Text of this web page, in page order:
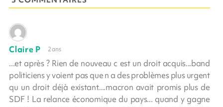
Claire P 2 ans
...et après ? Rien de nouveau c est un droit acquis...band
politiciens y voient pas que n a des problèmes plus urgent
qu un droit déjà existant....macron avait promis plus de
SDF ! La relance économique du pays... quand y gagne